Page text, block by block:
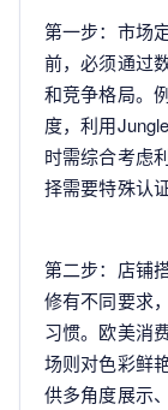
第一步：市场
前，必须通过
和竞争格局。
度，利用
时需综合考虑
择需要特殊认
第二步：店铺
修有不同要求
习惯。欧美消
场则对色彩鲜
供多角度展示